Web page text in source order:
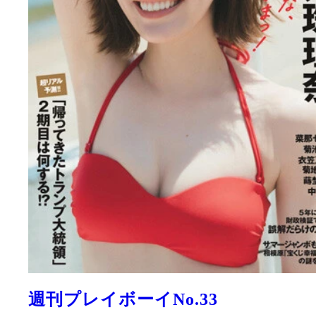
週刊プレイボーイNo.33